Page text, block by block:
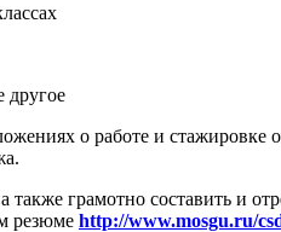
другое
о работе и
также грамотно составить и
резюме http://www.mosgu.ru/